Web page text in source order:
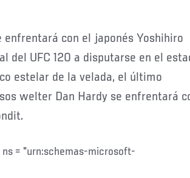
del UFC 120 a disputarse en el
estelar de la velada, el último
welter Dan Hardy se enfrentará
= "urn:schemas-microsoft-